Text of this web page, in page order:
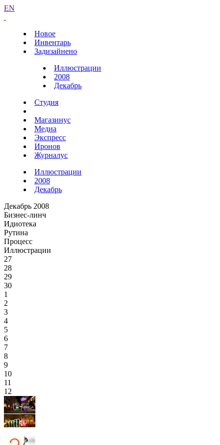
EN
Новое
Инвентарь
Задизайнено
Иллюстрации
2008
Декабрь
Студия
Магазинус
Медиа
Экспресс
Иронов
Журналус
Иллюстрации
2008
Декабрь
Декабрь 2008
Бизнес-линч
Идиотека
Рутина
Процесс
Иллюстрации
27
28
29
30
1
2
3
4
5
6
7
8
9
10
11
12